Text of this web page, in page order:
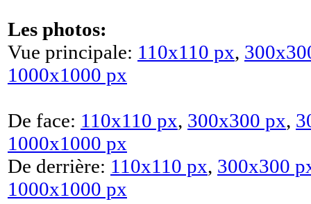
Les photos:
Vue principale: 110x110 px,
1000x1000 px
De face: 110x110 px, 300x300 px,
1000x1000 px
De derrière: 110x110 px, 300x300
1000x1000 px